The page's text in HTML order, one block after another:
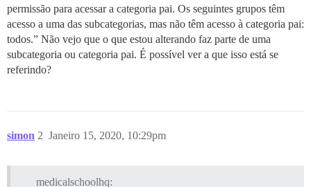
permissão para acessar a categoria pai. Os seguintes grupos têm
acesso a uma das subcategorias, mas não têm acesso à categoria pai:
todos.” Não vejo que o que estou alterando faz parte de uma
subcategoria ou categoria pai. É possível ver a que isso está se
referindo?
simon Janeiro 15, 2020, 10:29pm
2
medicalschoolhq: